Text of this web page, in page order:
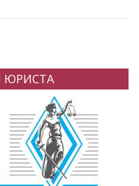
ЮРИСТА